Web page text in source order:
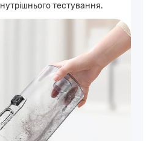
тестування.